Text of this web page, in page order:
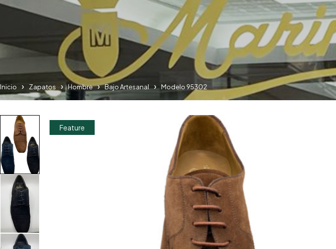
Inicio Zapatos Hombre Bajo Artesanal Modelo 95302
Feature